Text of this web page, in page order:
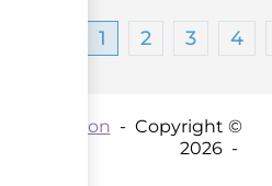
1 2 3 4
Coordination - Copyright ©
2026 -